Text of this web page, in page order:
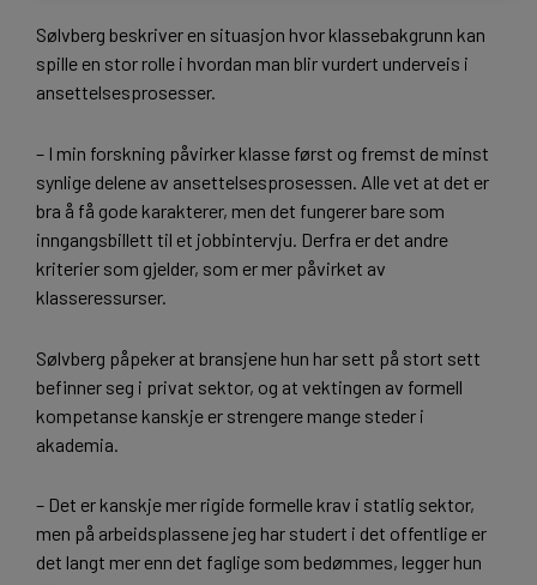
Sølvberg beskriver en situasjon hvor klassebakgrunn kan
spille en stor rolle i hvordan man blir vurdert underveis i
ansettelsesprosesser.
– I min forskning påvirker klasse først og fremst de minst
synlige delene av ansettelsesprosessen. Alle vet at det er
bra å få gode karakterer, men det fungerer bare som
inngangsbillett til et jobbintervju. Derfra er det andre
kriterier som gjelder, som er mer påvirket av
klasseressurser.
Sølvberg påpeker at bransjene hun har sett på stort sett
befinner seg i privat sektor, og at vektingen av formell
kompetanse kanskje er strengere mange steder i
akademia.
– Det er kanskje mer rigide formelle krav i statlig sektor,
men på arbeidsplassene jeg har studert i det offentlige er
det langt mer enn det faglige som bedømmes, legger hun